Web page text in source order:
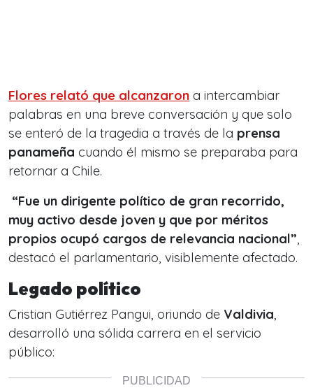
Flores relató que alcanzaron a intercambiar
palabras en una breve conversación y que solo
se enteró de la tragedia a través de la prensa
panameña cuando él mismo se preparaba para
retornar a Chile.
“Fue un dirigente político de gran recorrido,
muy activo desde joven y que por méritos
propios ocupó cargos de relevancia nacional”,
destacó el parlamentario, visiblemente afectado.
Legado político
Cristian Gutiérrez Pangui, oriundo de Valdivia,
desarrolló una sólida carrera en el servicio
público: